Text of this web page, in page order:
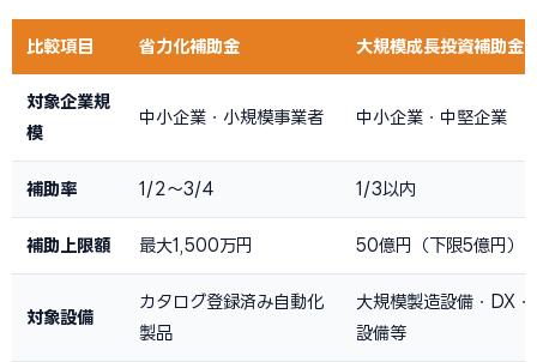
比較項目 省力化補助金 大規模成長投資補助金
対象企業規
模
中小企業・小規模事業者 中小企業・中堅企業
補助率 1/2〜3/4 1/3以内
補助上限額 最大1,500万円 50億円（下限5億円）
対象設備
カタログ登録済み自動化
製品
大規模製造設備・DX・
設備等